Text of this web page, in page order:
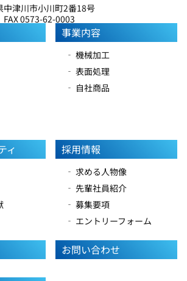
津川市小川町2番18号
0573-62-0003
事業内容
‐ 機械加工
‐ 表面処理
‐ 自社商品
ィ 採用情報
‐ 求める人物像
‐ 先輩社員紹介
‐ 募集要項
‐ エントリーフォーム
お問い合わせ